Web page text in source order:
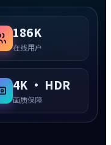
186K
在线用户
4K · HDR
画质保障